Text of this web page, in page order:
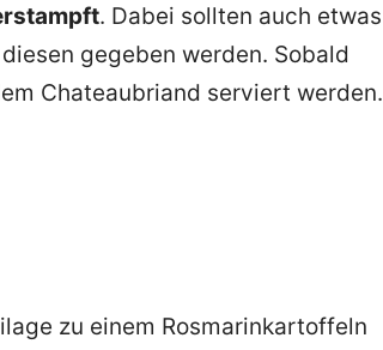
. Dabei sollten auch etwas
gegeben werden. Sobald
Chateaubriand serviert werden.
zu einem Rosmarinkartoffeln